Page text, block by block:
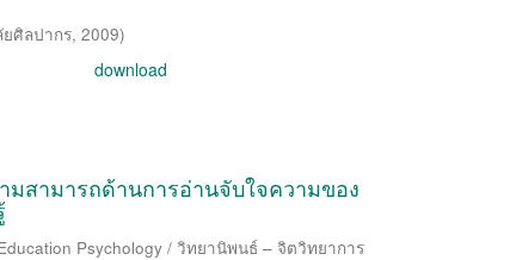
ศิลปากร, 2009)
download
สามารถด้านการอ่านจับใจความของ
Psychology / วิทยานิพนธ์ – จิตวิทยาการ